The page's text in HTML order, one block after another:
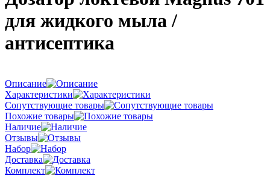
для жидкого мыла /
антисептика
Описание
Характеристики
Сопутствующие товары
Похожие товары
Наличие
Отзывы
Набор
Доставка
Комплект